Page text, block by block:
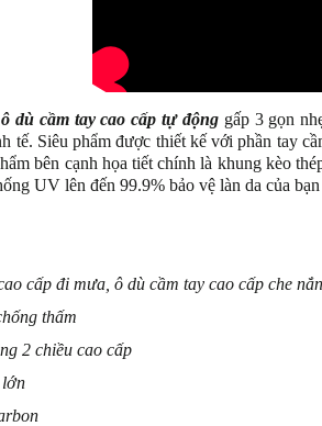
ô dù cầm tay cao cấp tự độnggấp 3 gọn
tế. Siêu phẩm được thiết kế với phần tay
bên cạnh họa tiết chính là khung kèo
UV lên đến 99.9% bảo vệ làn da của
cấp đi mưa, ô dù cầm tay cao cấp che
thấm
2 chiều cao cấp